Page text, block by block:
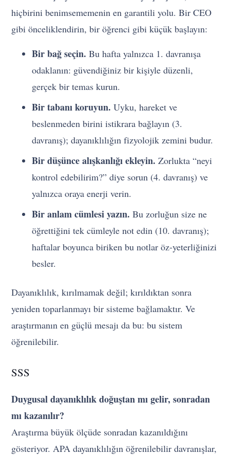
hiçbirini benimsememenin en garantili yolu. Bir CEO
gibi önceliklendirin, bir öğrenci gibi küçük başlayın:
Bir bağ seçin. Bu hafta yalnızca 1. davranışa
odaklanın: güvendiğiniz bir kişiyle düzenli,
gerçek bir temas kurun.
Bir tabanı koruyun. Uyku, hareket ve
beslenmeden birini istikrara bağlayın (3.
davranış); dayanıklılığın fizyolojik zemini budur.
Bir düşünce alışkanlığı ekleyin. Zorlukta “neyi
kontrol edebilirim?” diye sorun (4. davranış) ve
yalnızca oraya enerji verin.
Bir anlam cümlesi yazın. Bu zorluğun size ne
öğrettiğini tek cümleyle not edin (10. davranış);
haftalar boyunca biriken bu notlar öz-yeterliğinizi
besler.
Dayanıklılık, kırılmamak değil; kırıldıktan sonra
yeniden toparlanmayı bir sisteme bağlamaktır. Ve
araştırmanın en güçlü mesajı da bu: bu sistem
öğrenilebilir.
SSS
Duygusal dayanıklılık doğuştan mı gelir, sonradan
mı kazanılır?
Araştırma büyük ölçüde sonradan kazanıldığını
gösteriyor. APA dayanıklılığın öğrenilebilir davranışlar,